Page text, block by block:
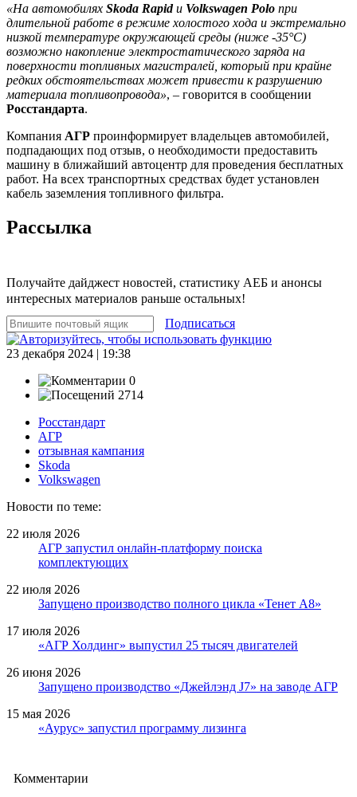
«На автомобилях Skoda Rapidи Volkswagen Polo при
длительной работе в режиме холостого хода и экстремально
низкой температуре окружающей среды (ниже -35°C)
возможно накопление электростатического заряда на
поверхности топливных магистралей, который при крайне
редких обстоятельствах может привести к разрушению
материала топливопровода», – говорится в сообщении
Росстандарта.
Компания АГР проинформирует владельцев автомобилей,
подпадающих под отзыв, о необходимости предоставить
машину в ближайший автоцентр для проведения бесплатных
работ. На всех транспортных средствах будет установлен
кабель заземления топливного фильтра.
Рассылка
Получайте дайджест новостей, статистику АЕБ и анонсы
интересных материалов раньше остальных!
Подписаться
23 декабря 2024 | 19:38
0
2714
Росстандарт
АГР
отзывная кампания
Skoda
Volkswagen
Новости по теме:
22 июля 2026
АГР запустил онлайн-платформу поиска
комплектующих
22 июля 2026
Запущено производство полного цикла «Тенет A8»
17 июля 2026
«АГР Холдинг» выпустил 25 тысяч двигателей
26 июня 2026
Запущено производство «Джейлэнд J7» на заводе АГР
15 мая 2026
«Аурус» запустил программу лизинга
Комментарии